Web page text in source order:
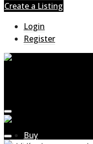
Create a Listing
Login
Register
Buy